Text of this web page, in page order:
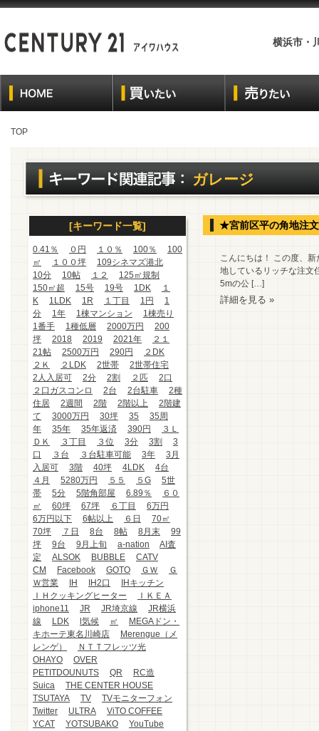
横浜市・
TOP
ガレージ
[キーワード一覧]
0.41％ ０円 １０％ 100％
100
㎡
１００坪
109シネマズ港北
10分
10帖 １２
125㎡規制
150㎡超
15号 19号 1DK
１
K
1LDK 1R １丁目 1円
1
分
1年 1棟マンション
1棟売り
1番手
1種低層 2000万円
200
坪
2018 2019 2021年
２１
21帖
2500万円 290円
２DK
２Ｋ
２LDK 2世帯
2世帯住宅
2人入居可
2分 2割 ２匹
2口
２口ガスコンロ
2台 2台駐車
2種
住居
2週間 2階 2階以上
2階建
て
3000万円 30坪 35
35周
年
35年 35年返済 390円
３Ｌ
ＤＫ
３丁目 ３位 3分 3割
3
口
３台 ３台駐車可能 3年
3月
入居可
3階 40坪 4LDK
4台
４月
5280万円 ５５ ５G
5世
帯
5分 5階角部屋 6.89％
６０
㎡
60坪 67坪 ６丁目
6万円
6万円以下
6帖以上 ６日
70㎡
70坪
７日 8台 8帖 8月末
99
坪
9台 9月上旬 a-nation
AI査
定
ALSOK BUBBLE
CATV
CM
Facebook GOTO ＧＷ
Ｇ
Ｗ営業
IH IH2口
IHキッチン
ＩＨクッキングヒーター
ＩＫＥＡ
iphone11
JR JR埼京線
JR横浜
線
LDK l気候 ㎡
MEGAドン・
キホーテ東名川崎店
Merengue（メ
レンゲ）
ＮＴＴフレッツ光
OHAYO
OVER
PETITDOUNUTS
QR
RC造
Suica
THE CENTER HOUSE
TSUTAYA
TV
TVモニターフォン
Twitter
ULTRA
ViTO COFFEE
YCAT
YOTSUBAKO
YouTube
★宮前区平の角地注
こんにちは！ この度、
地しているリッチな注文
5mの公 […]
詳細を見る »